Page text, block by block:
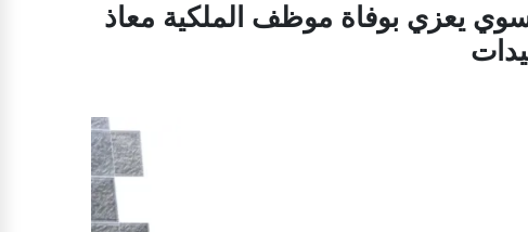
يعزي بوفاة موظف الملكية معاذ